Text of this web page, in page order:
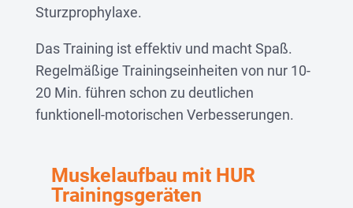
Sturzprophylaxe.
Das Training ist effektiv und macht Spaß.
Regelmäßige Trainingseinheiten von nur 10-
20 Min. führen schon zu deutlichen
funktionell-motorischen Verbesserungen.
Muskelaufbau mit HUR
Trainingsgeräten